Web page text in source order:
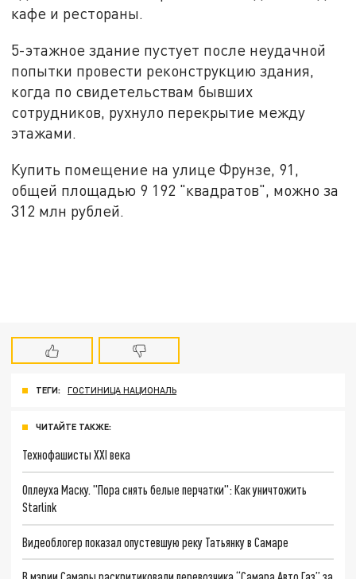
кафе и рестораны.
5-этажное здание пустует после неудачной
попытки провести реконструкцию здания,
когда по свидетельствам бывших
сотрудников, рухнуло перекрытие между
этажами.
Купить помещение на улице Фрунзе, 91,
общей площадью 9 192 "квадратов", можно за
312 млн рублей.
ТЕГИ: ГОСТИНИЦА НАЦИОНАЛЬ
ЧИТАЙТЕ ТАКЖЕ:
Технофашисты XXI века
Оплеуха Маску. "Пора снять белые перчатки": Как уничтожить
Starlink
Видеоблогер показал опустевшую реку Татьянку в Самаре